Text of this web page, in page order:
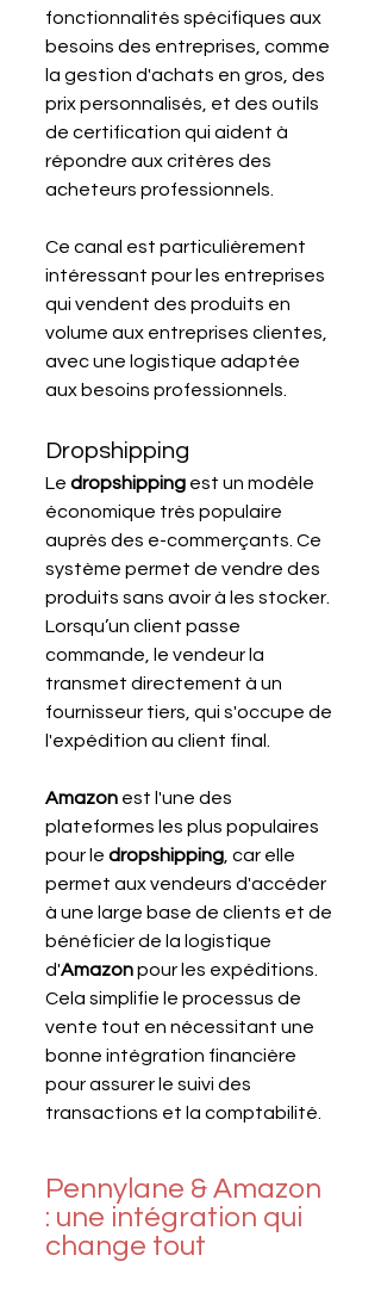
fonctionnalités spécifiques aux
besoins des entreprises, comme
la gestion d'achats en gros, des
prix personnalisés, et des outils
de certification qui aident à
répondre aux critères des
acheteurs professionnels.
Ce canal est particulièrement
intéressant pour les entreprises
qui vendent des produits en
volume aux entreprises clientes,
avec une logistique adaptée
aux besoins professionnels.
Dropshipping
Le dropshipping est un modèle
économique très populaire
auprès des e-commerçants. Ce
système permet de vendre des
produits sans avoir à les stocker.
Lorsqu’un client passe
commande, le vendeur la
transmet directement à un
fournisseur tiers, qui s'occupe de
l'expédition au client final.
Amazon est l'une des
plateformes les plus populaires
pour le dropshipping , car elle
permet aux vendeurs d'accéder
à une large base de clients et de
bénéficier de la logistique
d'Amazon pour les expéditions.
Cela simplifie le processus de
vente tout en nécessitant une
bonne intégration financière
pour assurer le suivi des
transactions et la comptabilité.
Pennylane & Amazon
: une intégration qui
change tout